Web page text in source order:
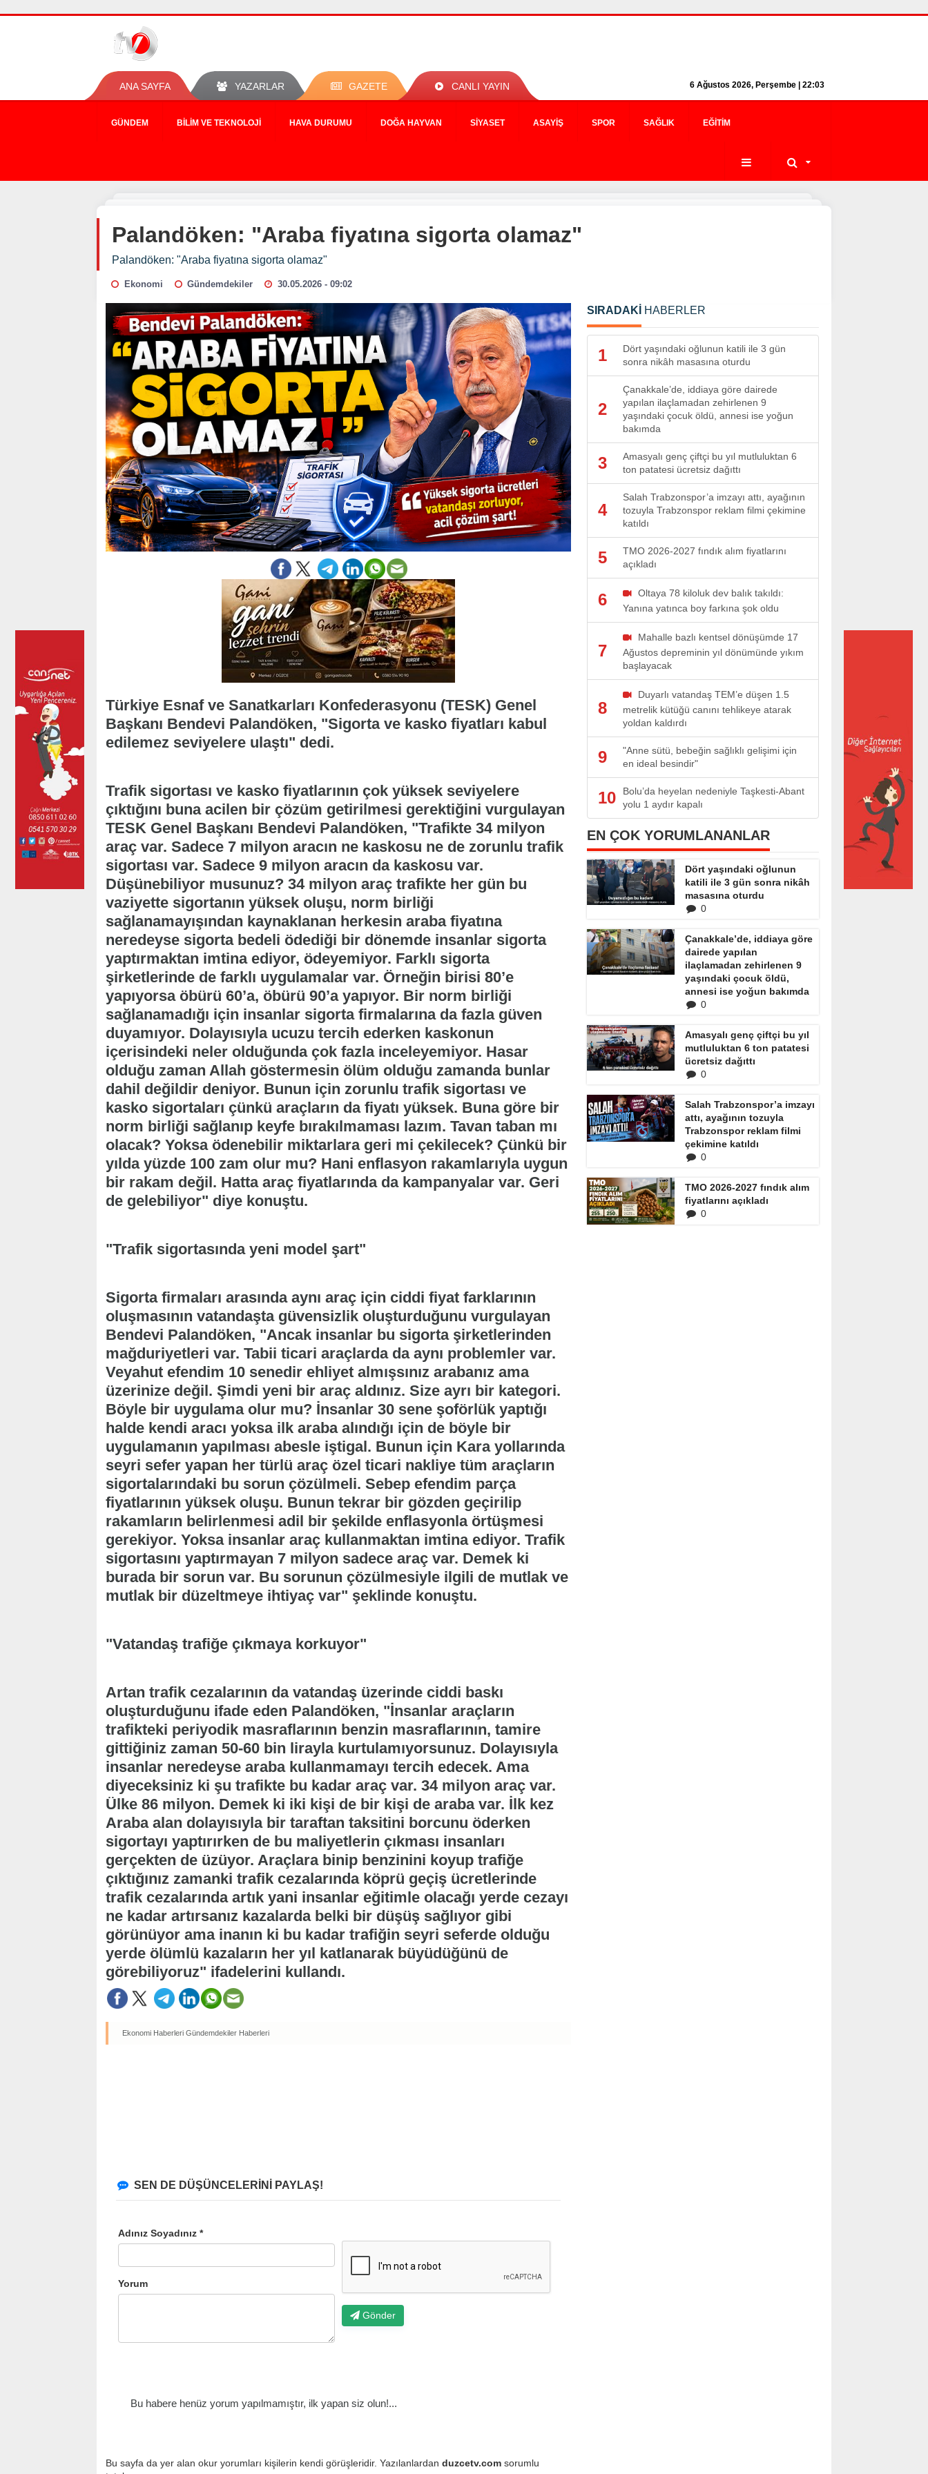
ANA SAYFA YAZARLAR GAZETE CANLI YAYIN 6 Ağustos 2026, Perşembe | 22:03
GÜNDEM BILIM VE TEKNOLOJI HAVA DURUMU DOĞA HAYVAN SIYASET ASAYIŞ SPOR SAĞLIK EĞITIM
Palandöken: "Araba fiyatına sigorta olamaz"
Palandöken: "Araba fiyatına sigorta olamaz"
Ekonomi Gündemdekiler 30.05.2026 - 09:02
Türkiye Esnaf ve Sanatkarları Konfederasyonu (TESK) Genel
Başkanı Bendevi Palandöken, "Sigorta ve kasko fiyatları kabul
edilemez seviyelere ulaştı" dedi.
Trafik sigortası ve kasko fiyatlarının çok yüksek seviyelere
çıktığını buna acilen bir çözüm getirilmesi gerektiğini vurgulayan
TESK Genel Başkanı Bendevi Palandöken, "Trafikte 34 milyon
araç var. Sadece 7 milyon aracın ne kaskosu ne de zorunlu trafik
sigortası var. Sadece 9 milyon aracın da kaskosu var.
Düşünebiliyor musunuz? 34 milyon araç trafikte her gün bu
vaziyette sigortanın yüksek oluşu, norm birliği
sağlanamayışından kaynaklanan herkesin araba fiyatına
neredeyse sigorta bedeli ödediği bir dönemde insanlar sigorta
yaptırmaktan imtina ediyor, ödeyemiyor. Farklı sigorta
şirketlerinde de farklı uygulamalar var. Örneğin birisi 80’e
yapıyorsa öbürü 60’a, öbürü 90’a yapıyor. Bir norm birliği
sağlanamadığı için insanlar sigorta firmalarına da fazla güven
duyamıyor. Dolayısıyla ucuzu tercih ederken kaskonun
içerisindeki neler olduğunda çok fazla inceleyemiyor. Hasar
olduğu zaman Allah göstermesin ölüm olduğu zamanda bunlar
dahil değildir deniyor. Bunun için zorunlu trafik sigortası ve
kasko sigortaları çünkü araçların da fiyatı yüksek. Buna göre bir
norm birliği sağlanıp keyfe bırakılmaması lazım. Tavan taban mı
olacak? Yoksa ödenebilir miktarlara geri mi çekilecek? Çünkü bir
yılda yüzde 100 zam olur mu? Hani enflasyon rakamlarıyla uygun
bir rakam değil. Hatta araç fiyatlarında da kampanyalar var. Geri
de gelebiliyor" diye konuştu.
"Trafik sigortasında yeni model şart"
Sigorta firmaları arasında aynı araç için ciddi fiyat farklarının
oluşmasının vatandaşta güvensizlik oluşturduğunu vurgulayan
Bendevi Palandöken, "Ancak insanlar bu sigorta şirketlerinden
mağduriyetleri var. Tabii ticari araçlarda da aynı problemler var.
Veyahut efendim 10 senedir ehliyet almışsınız arabanız ama
üzerinize değil. Şimdi yeni bir araç aldınız. Size ayrı bir kategori.
Böyle bir uygulama olur mu? İnsanlar 30 sene şoförlük yaptığı
halde kendi aracı yoksa ilk araba alındığı için de böyle bir
uygulamanın yapılması abesle iştigal. Bunun için Kara yollarında
seyri sefer yapan her türlü araç özel ticari nakliye tüm araçların
sigortalarındaki bu sorun çözülmeli. Sebep efendim parça
fiyatlarının yüksek oluşu. Bunun tekrar bir gözden geçirilip
rakamların belirlenmesi adil bir şekilde enflasyonla örtüşmesi
gerekiyor. Yoksa insanlar araç kullanmaktan imtina ediyor. Trafik
sigortasını yaptırmayan 7 milyon sadece araç var. Demek ki
burada bir sorun var. Bu sorunun çözülmesiyle ilgili de mutlak ve
mutlak bir düzeltmeye ihtiyaç var" şeklinde konuştu.
"Vatandaş trafiğe çıkmaya korkuyor"
Artan trafik cezalarının da vatandaş üzerinde ciddi baskı
oluşturduğunu ifade eden Palandöken, "İnsanlar araçların
trafikteki periyodik masraflarının benzin masraflarının, tamire
gittiğiniz zaman 50-60 bin lirayla kurtulamıyorsunuz. Dolayısıyla
insanlar neredeyse araba kullanmamayı tercih edecek. Ama
diyeceksiniz ki şu trafikte bu kadar araç var. 34 milyon araç var.
Ülke 86 milyon. Demek ki iki kişi de bir kişi de araba var. İlk kez
Araba alan dolayısıyla bir taraftan taksitini borcunu öderken
sigortayı yaptırırken de bu maliyetlerin çıkması insanları
gerçekten de üzüyor. Araçlara binip benzinini koyup trafiğe
çıktığınız zamanki trafik cezalarında köprü geçiş ücretlerinde
trafik cezalarında artık yani insanlar eğitimle olacağı yerde cezayı
ne kadar artırsanız kazalarda belki bir düşüş sağlıyor gibi
görünüyor ama inanın ki bu kadar trafiğin seyri seferde olduğu
yerde ölümlü kazaların her yıl katlanarak büyüdüğünü de
görebiliyoruz" ifadelerini kullandı.
Ekonomi Haberleri Gündemdekiler Haberleri
SEN DE DÜŞÜNCELERİNİ PAYLAŞ!
Adınız Soyadınız *
Yorum
Gönder
Bu habere henüz yorum yapılmamıştır, ilk yapan siz olun!...
Bu sayfa da yer alan okur yorumları kişilerin kendi görüşleridir. Yazılanlardan duzcetv.com sorumlu
SIRADAKİ HABERLER
1
Dört yaşındaki oğlunun katili ile 3 gün
sonra nikâh masasına oturdu
2
Çanakkale’de, iddiaya göre dairede
yapılan ilaçlamadan zehirlenen 9
yaşındaki çocuk öldü, annesi ise yoğun
bakımda
3
Amasyalı genç çiftçi bu yıl mutluluktan 6
ton patatesi ücretsiz dağıttı
4
Salah Trabzonspor’a imzayı attı, ayağının
tozuyla Trabzonspor reklam filmi çekimine
katıldı
5
TMO 2026-2027 fındık alım fiyatlarını
açıkladı
6
Oltaya 78 kiloluk dev balık takıldı:
Yanına yatınca boy farkına şok oldu
7
Mahalle bazlı kentsel dönüşümde 17
Ağustos depreminin yıl dönümünde yıkım
başlayacak
8
Duyarlı vatandaş TEM’e düşen 1.5
metrelik kütüğü canını tehlikeye atarak
yoldan kaldırdı
9
"Anne sütü, bebeğin sağlıklı gelişimi için
en ideal besindir"
10
Bolu’da heyelan nedeniyle Taşkesti-Abant
yolu 1 aydır kapalı
EN ÇOK YORUMLANANLAR
Dört yaşındaki oğlunun
katili ile 3 gün sonra nikâh
masasına oturdu
0
Çanakkale’de, iddiaya göre
dairede yapılan
ilaçlamadan zehirlenen 9
yaşındaki çocuk öldü,
annesi ise yoğun bakımda
0
Amasyalı genç çiftçi bu yıl
mutluluktan 6 ton patatesi
ücretsiz dağıttı
0
Salah Trabzonspor’a imzayı
attı, ayağının tozuyla
Trabzonspor reklam filmi
çekimine katıldı
0
TMO 2026-2027 fındık alım
fiyatlarını açıkladı
0